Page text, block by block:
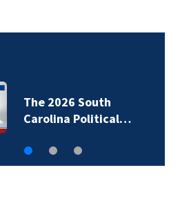
The 2026 South
Carolina Political…